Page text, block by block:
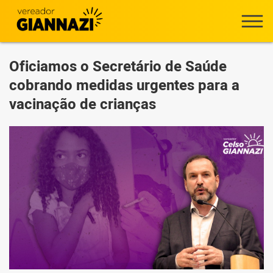
Oficiamos o Secretário de Saúde
cobrando medidas urgentes para a
vacinação de crianças